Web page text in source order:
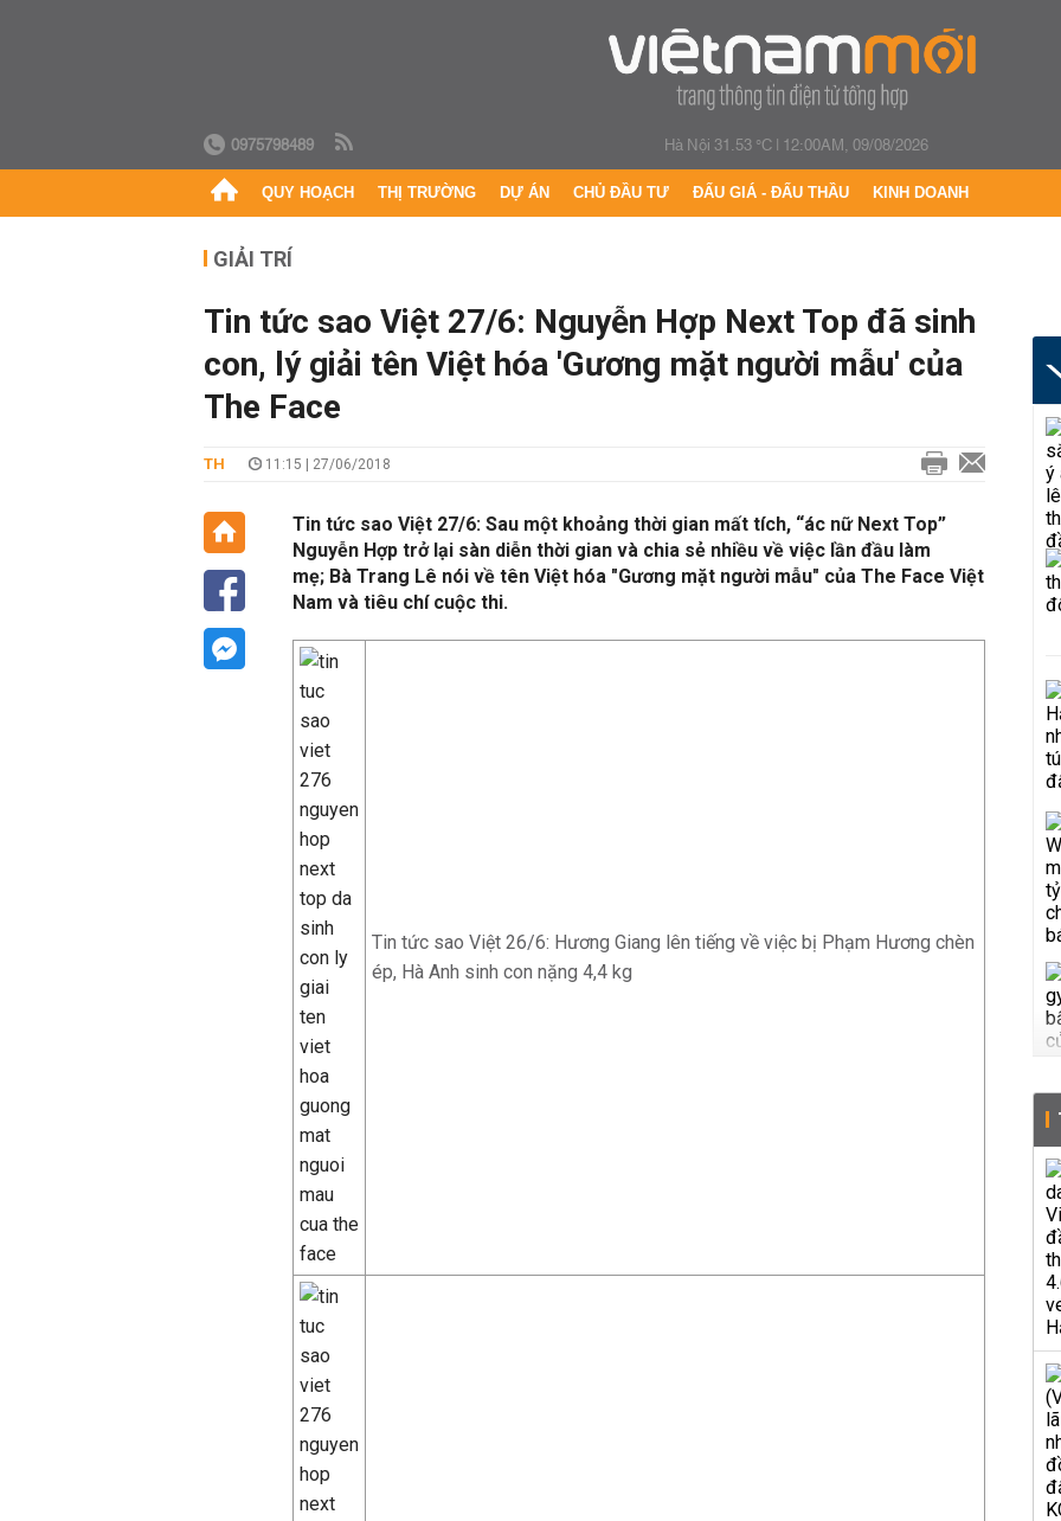
0975798489 Hà Nội 31.53 °C| 12:00AM, 09/08/2026
QUY HOẠCH THỊ TRƯỜNG DỰ ÁN CHỦ ĐẦU TƯ ĐẤU GIÁ - ĐẤU THẦU KINH DOANH
GIẢI TRÍ
Tin tức sao Việt 27/6: Nguyễn Hợp Next Top đã sinh
con, lý giải tên Việt hóa 'Gương mặt người mẫu' của
The Face
TH 11:15 | 27/06/2018
Tin tức sao Việt 27/6: Sau một khoảng thời gian mất tích, “ác nữ Next Top”
Nguyễn Hợp trở lại sàn diễn thời gian và chia sẻ nhiều về việc lần đầu làm
mẹ; Bà Trang Lê nói về tên Việt hóa "Gương mặt người mẫu" của The Face Việt
Nam và tiêu chí cuộc thi.
Tin tức sao Việt 26/6: Hương Giang lên tiếng về việc bị Phạm Hương chèn
ép, Hà Anh sinh con nặng 4,4 kg